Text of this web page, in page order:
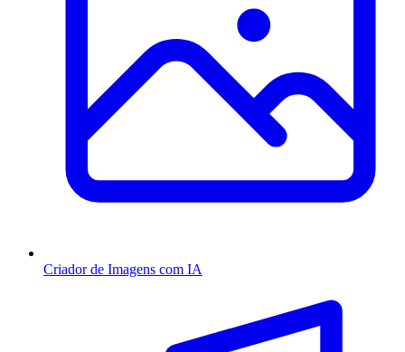
Criador de Imagens com IA